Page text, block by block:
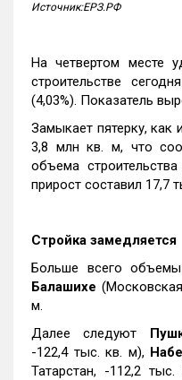
Источник:ЕРЗ.РФ
На четвертом месте
строительстве
(4,03%). Показатель
Замыкает пятерку, как
3,8 млн кв. м, что
объема
прирост составил 17,7
Стройка замедляется
Больше всего объемы
Балашихе
м.
Далее следуют
-122,4 тыс. кв. м),
Татарстан, -112,2